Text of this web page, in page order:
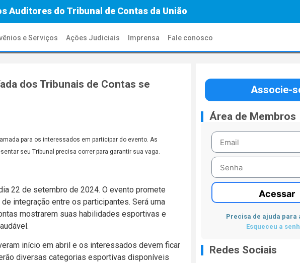
Auditores do Tribunal de Contas da União
e Serviços Ações Judiciais Imprensa Fale conosco
dos Tribunais de Contas se
para os interessados em participar do evento. As
seu Tribunal precisa correr para garantir sua vaga.
22 de setembro de 2024. O evento promete
integração entre os participantes. Será uma
mostrarem suas habilidades esportivas e
início em abril e os interessados devem ficar
diversas categorias esportivas disponíveis
Associe-
Área de Membros
Acessar
Precisa de ajuda para
Esqueceu a
Redes Sociais